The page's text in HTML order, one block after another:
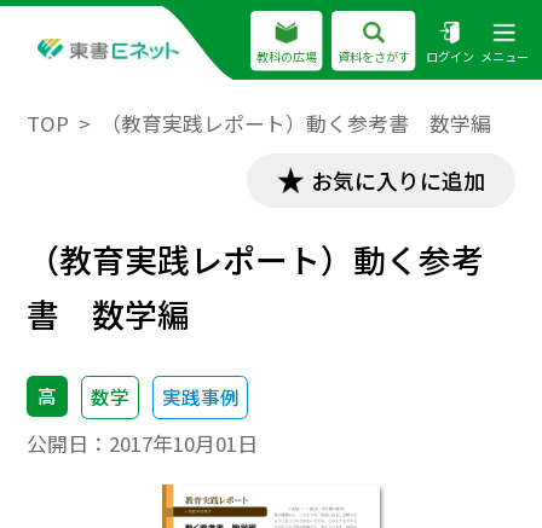
教科の広場 資料をさがす ログイン メニュー
TOP （教育実践レポート）動く参考書 数学編
お気に入りに追加
（教育実践レポート）動く参考
書 数学編
高 数学 実践事例
公開日： 2017年10月01日